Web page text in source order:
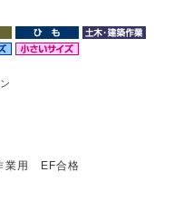
業用 EF合格